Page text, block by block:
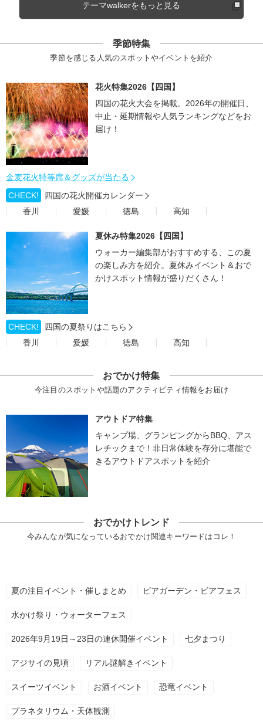
テーマwalkerをもっと見る
季節特集
季節を感じる人気のスポットやイベントを紹介
花火特集2026【四国】
四国の花火大会を掲載。2026年の開催日、
中止・延期情報や人気ランキングなどをお
届け！
金麦花火特等席＆グッズが当たる
CHECK!
四国の花火開催カレンダー
香川
愛媛 徳島 高知
夏休み特集2026【四国】
ウォーカー編集部がおすすめする、この夏
の楽しみ方を紹介。夏休みイベント＆おで
かけスポット情報が盛りだくさん！
CHECK!
四国の夏祭りはこちら
香川
愛媛 徳島 高知
おでかけ特集
今注目のスポットや話題のアクティビティ情報をお届け
アウトドア特集
キャンプ場、グランピングからBBQ、アス
レチックまで！非日常体験を存分に堪能で
きるアウトドアスポットを紹介
おでかけトレンド
今みんなが気になっているおでかけ関連キーワードはコレ！
夏の注目イベント・催しまとめ ビアガーデン・ビアフェス
水かけ祭り・ウォーターフェス
2026年9月19日～23日の連休開催イベント 七夕まつり
アジサイの見頃 リアル謎解きイベント
スイーツイベント お酒イベント 恐竜イベント
プラネタリウム・天体観測